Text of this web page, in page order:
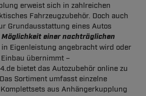
erweist sich in zahlreichen
Fahrzeugzubehör. Doch auch
Grundausstattung eines Autos
Möglichkeit einer nachträglichen
in Eigenleistung angebracht wird oder
übernimmt –
bietet das Autozubehör online zu
Sortiment umfasst einzelne
aus Anhängerkupplung